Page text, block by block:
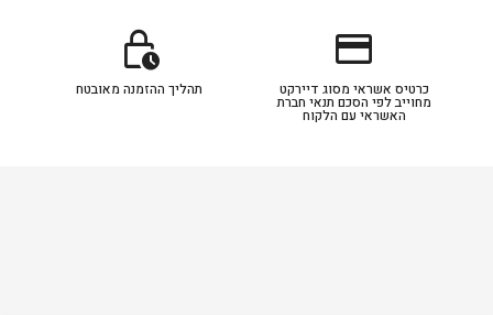
credit_card
כרטיס אשראי מסוג דיירקט
מחוייב לפי הסכם תנאי חברת
האשראי עם הלקוח
lock_clock
תהליך ההזמנה מאובטח